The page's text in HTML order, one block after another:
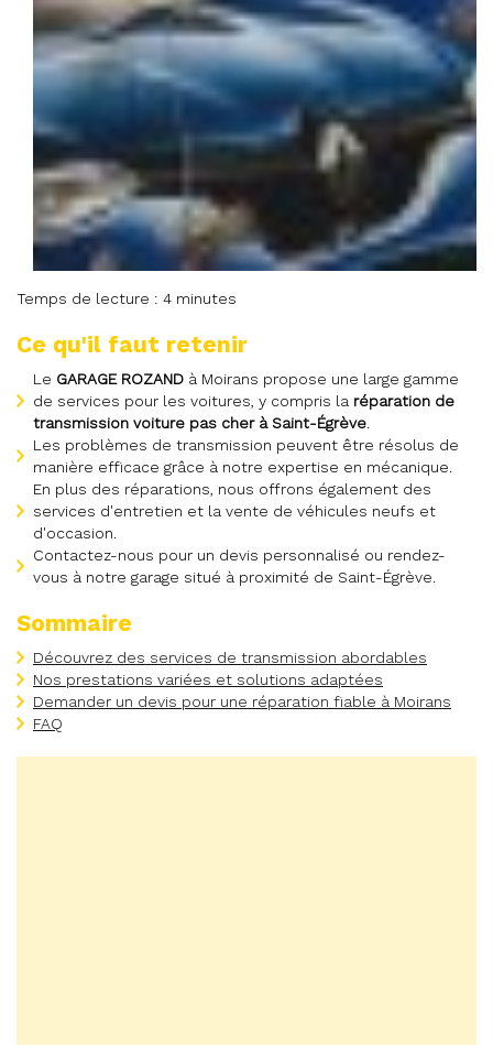
Temps de lecture : 4 minutes
Ce qu'il faut retenir
Le GARAGE ROZAND à Moirans propose une large gamme
de services pour les voitures, y compris la réparation de
transmission voiture pas cher à Saint-Égrève
Les problèmes de transmission peuvent être résolus de
manière efficace grâce à notre expertise en mécanique.
En plus des réparations, nous offrons également des
services d'entretien et la vente de véhicules neufs et
d'occasion.
Contactez-nous pour un devis personnalisé ou rendez-
vous à notre garage situé à proximité de Saint-Égrève.
Sommaire
Découvrez des services de transmission abordables
Nos prestations variées et solutions adaptées
Demander un devis pour une réparation fiable à Moirans
FAQ